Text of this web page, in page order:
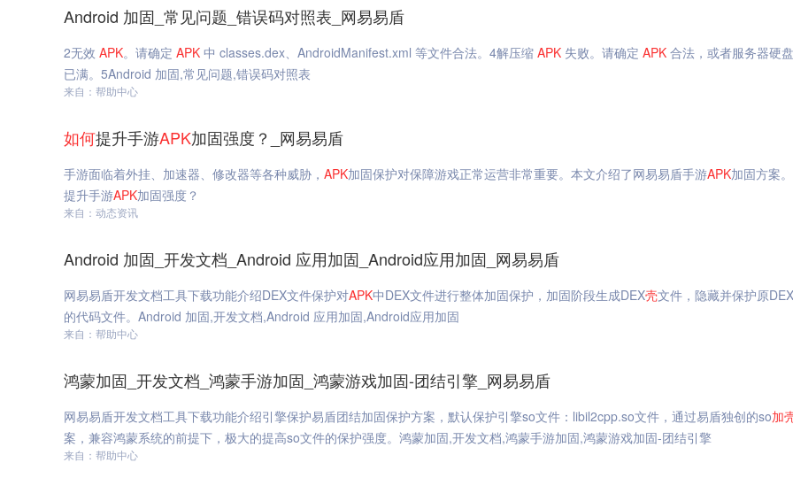
Android 加固_常见问题_错误码对照表_网易易盾
2无效 APK。请确定 APK 中 classes.dex、AndroidManifest.xml 等文件合法。4解压缩 APK 失败。请确定 APK 合法，或者服务器硬
已满。5Android 加固,常见问题,错误码对照表
来自：帮助中心
如何提升手游APK加固强度？_网易易盾
手游面临着外挂、加速器、修改器等各种威胁， APK加固保护对保障游戏正常运营非常重要。本文介绍了网易易盾手游APK加固方案。
提升手游APK加固强度？
来自：动态资讯
Android 加固_开发文档_Android 应用加固_Android应用加固_网易易盾
网易易盾开发文档工具下载功能介绍DEX文件保护对APK中DEX文件进行整体加固保护，加固阶段生成DEX壳文件，隐藏并保护原
的代码文件。Android 加固,开发文档,Android 应用加固,Android应用加固
来自：帮助中心
鸿蒙加固_开发文档_鸿蒙手游加固_鸿蒙游戏加固-团结引擎_网易易盾
网易易盾开发文档工具下载功能介绍引擎保护易盾团结加固保护方案，默认保护引擎so文件：libil2cpp.so文件，通过易盾独创的so加
案，兼容鸿蒙系统的前提下，极大的提高so文件的保护强度。鸿蒙加固,开发文档,鸿蒙手游加固,鸿蒙游戏加固-团结引擎
来自：帮助中心